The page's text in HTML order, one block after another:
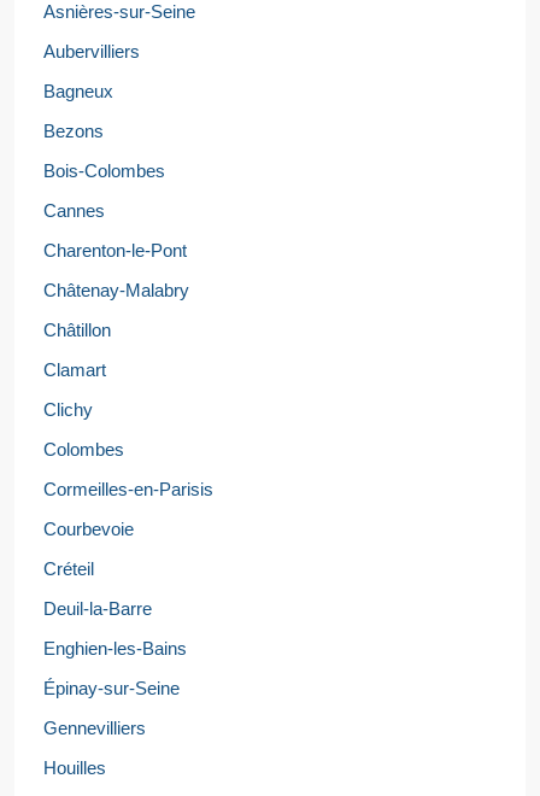
Asnières-sur-Seine
Aubervilliers
Bagneux
Bezons
Bois-Colombes
Cannes
Charenton-le-Pont
Châtenay-Malabry
Châtillon
Clamart
Clichy
Colombes
Cormeilles-en-Parisis
Courbevoie
Créteil
Deuil-la-Barre
Enghien-les-Bains
Épinay-sur-Seine
Gennevilliers
Houilles